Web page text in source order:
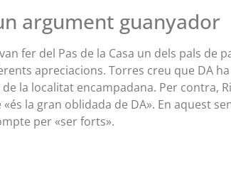
argument guanyador
fer del Pas de la Casa un dels pals de
apreciacions. Torres creu que DA
la localitat encampadana. Per contra,
«és la gran oblidada de DA». En aquest
per «ser forts».